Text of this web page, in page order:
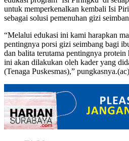
untuk memperkenalkan kembali Isi
sebagai solusi pemenuhan gizi
“Melalui edukasi ini kami harapkan
pentingnya porsi gizi seimbang bagi
dan balita terutama pentingnya
ini akan dilakukan oleh kader yang
(Tenaga Puskesmas),” pungkasnya.(ac)